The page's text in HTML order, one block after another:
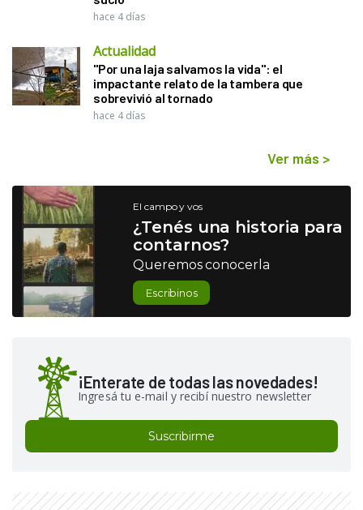
hace 4 días
Actualidad
"Por una laja salvamos la vida": el
impactante relato de la tambera que
sobrevivió al tornado
hace 4 días
Ver más >
El campo y vos
¿Tenés una historia para
contarnos?
Queremos conocerla
Escribinos
¡Enterate de todas las novedades!
Ingresá tu e-mail y recibí nuestro newsletter
Suscribirme